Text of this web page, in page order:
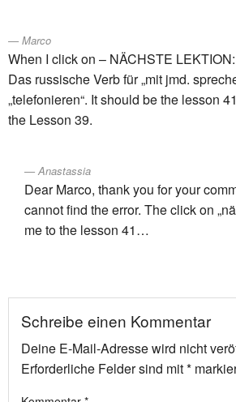
Marco
When I click on – NÄCHSTE LEKTION:
Das russische Verb für „mit jmd.
„telefonieren“. It should be the lesson
the Lesson 39.
Anastassia
Dear Marco, thank you for your
cannot find the error. The click on
me to the lesson 41…
Schreibe einen Kommentar
Deine E-Mail-Adresse wird nicht
Erforderliche Felder sind mit*